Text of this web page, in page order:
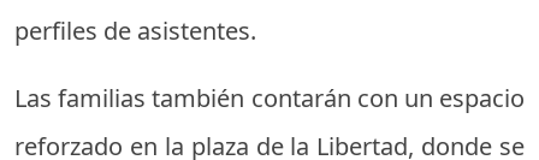
perfiles de asistentes.
Las familias también contarán con un espacio
reforzado en la plaza de la Libertad, donde se